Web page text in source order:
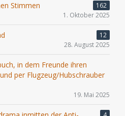
Stimmen
162
1. Oktober 2025
12
28. August 2025
in dem Freunde ihren
per Flugzeug/Hubschrauber
19. Mai 2025